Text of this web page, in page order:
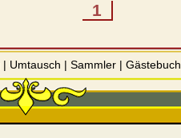
1
| Umtausch | Sammler| Gästebuch